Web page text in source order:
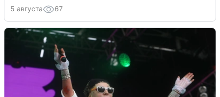
5 августа 67